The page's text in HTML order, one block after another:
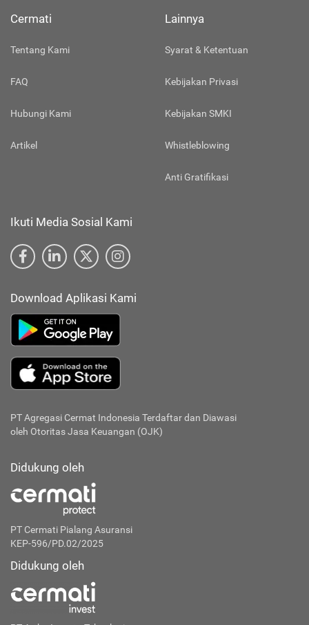
Cermati
Tentang Kami
FAQ
Hubungi Kami
Artikel
Lainnya
Syarat & Ketentuan
Kebijakan Privasi
Kebijakan SMKI
Whistleblowing
Anti Gratifikasi
Ikuti Media Sosial Kami
Download Aplikasi Kami
PT Agregasi Cermat Indonesia Terdaftar dan Diawasi
oleh Otoritas Jasa Keuangan (OJK)
Didukung oleh
PT Cermati Pialang Asuransi
KEP-596/PD.02/2025
Didukung oleh